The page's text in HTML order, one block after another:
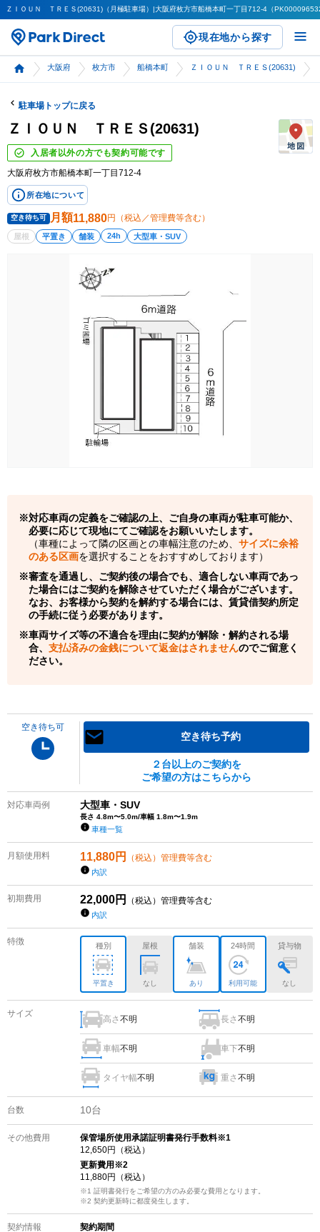
ＺＩＯＵＮ ＴＲＥＳ(20631)（月極駐車場）|大阪府枚方市船橋本町一丁目712-4（
現在地から探す
大阪府 枚方市 船橋本町 ＺＩＯＵＮ ＴＲＥＳ(20631)
駐車場トップに戻る
ＺＩＯＵＮ ＴＲＥＳ(20631)
入居者以外の方でも契約可能です
大阪府枚方市船橋本町一丁目712-4
所在地について
空き待ち可 月額11,880円（税込／管理費等含む）
屋根 平置き 舗装 24h 大型車・SUV
対応車両の定義をご確認の上、ご自身の車両が駐車可能か、
必要に応じて現地にてご確認をお願いいたします。
（車種によって隣の区画との車幅注意のため、 サイズに余裕
のある区画を選択することをおすすめしております）
審査を通過し、ご契約後の場合でも、適合しない車両であっ
た場合にはご契約を解除させていただく場合がございます。
なお、お客様から契約を解約する場合には、賃貸借契約所定
の手続に従う必要があります。
車両サイズ等の不適合を理由に契約が解除・解約される場
合、 支払済みの金銭について返金はされませんのでご留意く
ださい。
空き待ち可
空き待ち予約
２台以上のご契約を
ご希望の方はこちらから
対応車両例 大型車・SUV
長さ 4.8m〜5.0m/車幅 1.8m〜1.9m
車種一覧
月額使用料 11,880円 （税込）管理費等含む
内訳
初期費用 22,000円 （税込）管理費等含む
内訳
特徴 種別
平置き
屋根
なし
舗装
あり
24時間
利用可能
貸与物
なし
サイズ
高さ不明 長さ不明
車幅不明 車下不明
タイヤ幅不明 重さ不明
台数 10台
その他費用
保管場所使用承諾証明書発行手数料※1
12,650円（税込）
更新費用 ※2
11,880円（税込）
※1 証明書発行をご希望の方のみ必要な費用となります。
※2 契約更新時に都度発生します。
契約情報
契約期間